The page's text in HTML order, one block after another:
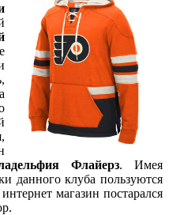
Флайерз. Имея
данного клуба пользуются
магазин постарался